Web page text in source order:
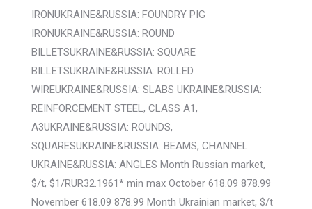
IRONUKRAINE&RUSSIA: FOUNDRY PIG
IRONUKRAINE&RUSSIA: ROUND
BILLETSUKRAINE&RUSSIA: SQUARE
BILLETSUKRAINE&RUSSIA: ROLLED
WIREUKRAINE&RUSSIA: SLABS UKRAINE&RUSSIA:
REINFORCEMENT STEEL, CLASS A1,
A3UKRAINE&RUSSIA: ROUNDS,
SQUARESUKRAINE&RUSSIA: BEAMS, CHANNEL
UKRAINE&RUSSIA: ANGLES Month Russian market,
$/t, $1/RUR32.1961* min max October 618.09 878.99
November 618.09 878.99 Month Ukrainian market, $/t